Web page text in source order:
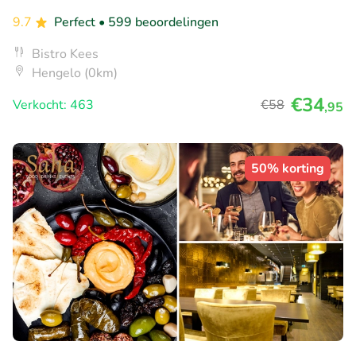
9.7
Perfect • 599 beoordelingen
Bistro Kees
Hengelo (0km)
Verkocht: 463
€58 €34,95
50% korting